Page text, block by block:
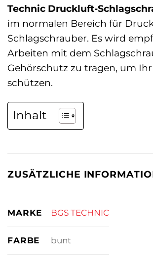
Technic Druckluft-
im normalen Bereich für
Schlagschrauber. Es wird
Arbeiten mit dem
Gehörschutz zu tragen, um
schützen.
Inhalt
ZUSÄTZLICHE
MARKE BGS TECHNIC
FARBE bunt